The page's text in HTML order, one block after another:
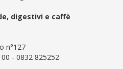
digestivi e caffè
n°127
- 0832 825252